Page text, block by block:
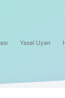
Yasal Uyarı